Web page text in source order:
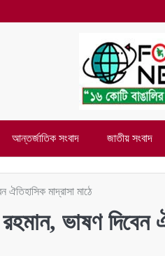
আন্তর্জাতিক সংবাদ জাতীয় সংবাদ
মাদ্রাসা মাঠে
ভাষণ দিবেন